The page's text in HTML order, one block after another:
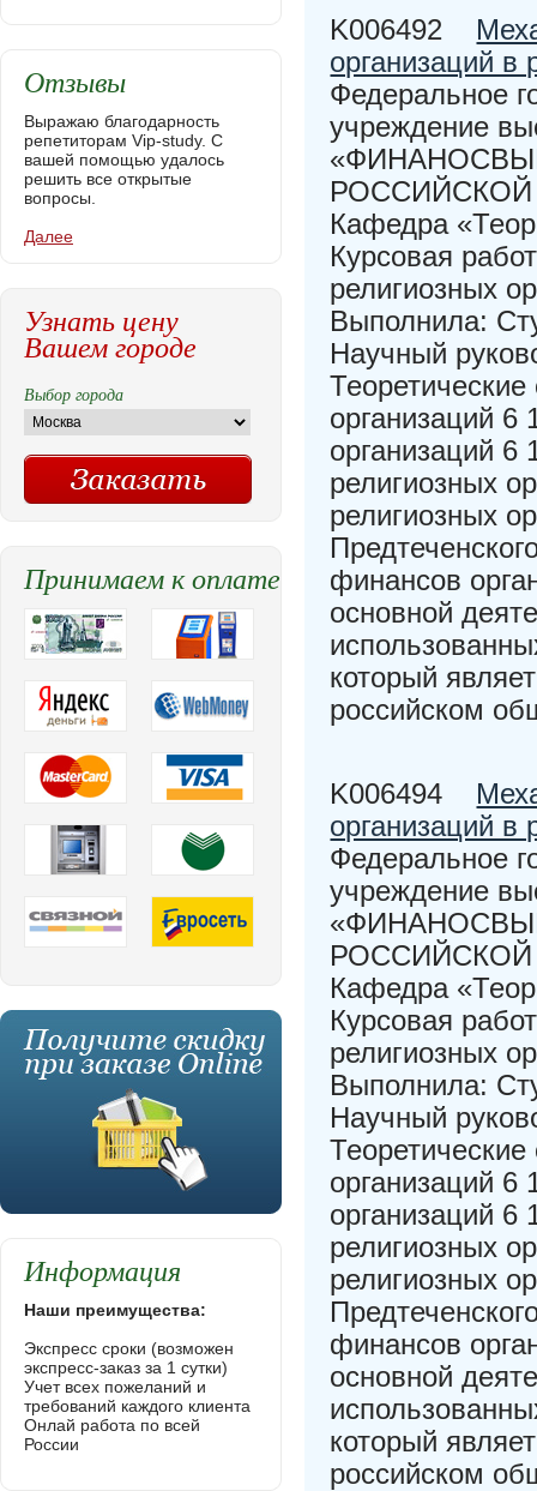
K006492
организаций в
Федеральное
учреждение
РОССИЙСКОЙ
Кафедра
Курсовая
религиозных
Выполнила:
Научный
организаций
организаций
религиозных
религиозных
финансов
основной
который
российском
K006494
организаций в
Федеральное
учреждение
РОССИЙСКОЙ
Кафедра
Курсовая
религиозных
Выполнила:
Научный
организаций
организаций
религиозных
религиозных
финансов
основной
который
российском
Отзывы
Выражаю благодарность
репетиторам Vip-study. С
вашей помощью удалось
решить все открытые
вопросы.
Далее
Узнать цену
Вашем городе
Выбор города
Принимаем к оплате
Информация
Наши преимущества:
Экспресс сроки (возможен
экспресс-заказ за 1 сутки)
Учет всех пожеланий и
требований каждого клиента
Онлай работа по всей
России